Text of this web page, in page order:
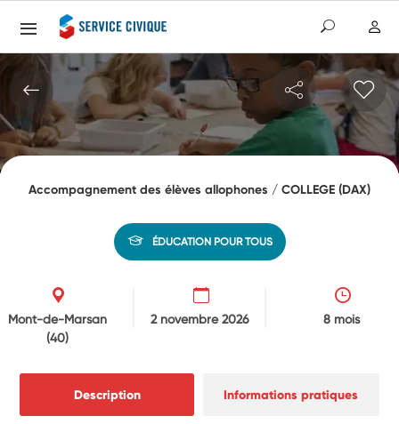
Accompagnement des élèves allophones / COLLEGE (DAX)
ÉDUCATION POUR TOUS
Mont-de-Marsan
(40)
2 novembre 2026 8 mois
Description Informations pratiques